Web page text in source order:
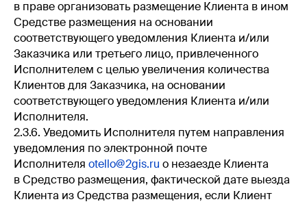
в праве организовать размещение Клиента в ином
Средстве размещения на основании
соответствующего уведомления Клиента и/или
Заказчика или третьего лицо, привлеченного
Исполнителем с целью увеличения количества
Клиентов для Заказчика, на основании
соответствующего уведомления Клиента и/или
Исполнителя.
2.3.6. Уведомить Исполнителя путем направления
уведомления по электронной почте
Исполнителя otello@2gis.ru о незаезде Клиента
в Средство размещения, фактической дате выезда
Клиента из Средства размещения, если Клиент